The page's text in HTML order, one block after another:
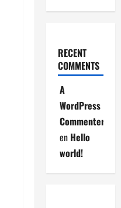
RECENT
COMMENTS
A
WordPress
Commenter
en Hello
world!